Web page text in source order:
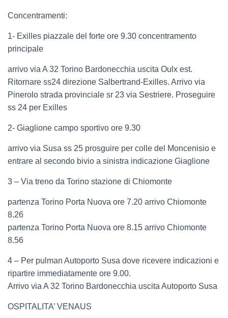
Concentramenti:
1- Exilles piazzale del forte ore 9.30 concentramento
principale
arrivo via A 32 Torino Bardonecchia uscita Oulx est.
Ritornare ss24 direzione Salbertrand-Exilles. Arrivo via
Pinerolo strada provinciale sr 23 via Sestriere. Proseguire
ss 24 per Exilles
2- Giaglione campo sportivo ore 9.30
arrivo via Susa ss 25 prosguire per colle del Moncenisio e
entrare al secondo bivio a sinistra indicazione Giaglione
3 – Via treno da Torino stazione di Chiomonte
partenza Torino Porta Nuova ore 7.20 arrivo Chiomonte
8.26
partenza Torino Porta Nuova ore 8.15 arrivo Chiomonte
8.56
4 – Per pulman Autoporto Susa dove ricevere indicazioni e
ripartire immediatamente ore 9.00.
Arrivo via A 32 Torino Bardonecchia uscita Autoporto Susa
OSPITALITA’ VENAUS